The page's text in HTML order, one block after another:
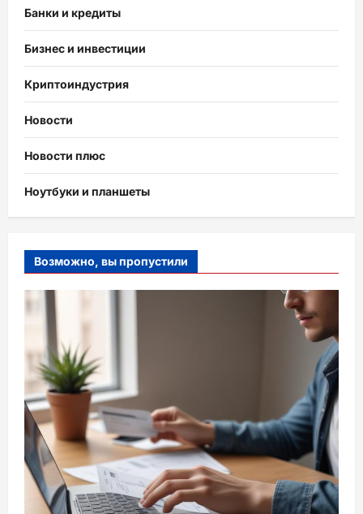
Банки и кредиты
Бизнес и инвестиции
Криптоиндустрия
Новости
Новости плюс
Ноутбуки и планшеты
Возможно, вы пропустили